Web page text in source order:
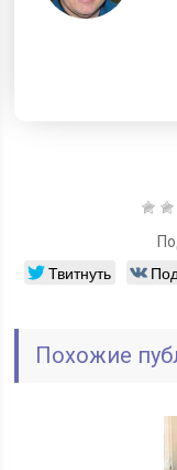
Твитнуть
Похожие